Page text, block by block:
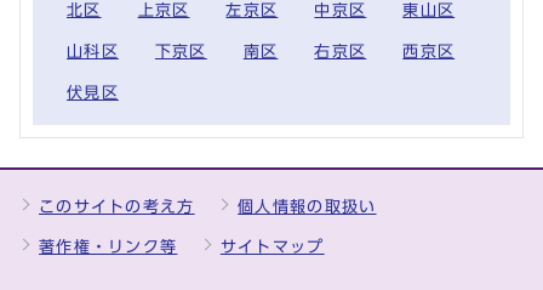
北区 上京区 左京区 中京区 東山区
山科区 下京区 南区 右京区 西京区
伏見区
このサイトの考え方 個人情報の取扱い
著作権・リンク等 サイトマップ